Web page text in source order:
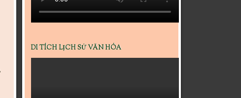
DI TÍCH LỊCH SỬ VĂN HÓA